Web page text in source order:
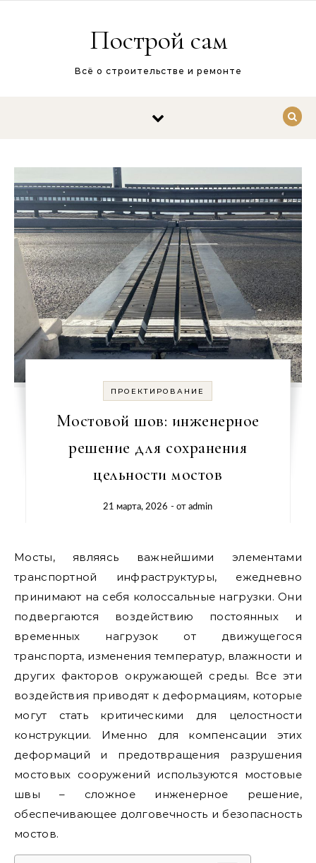
Построй сам
Всё о строительстве и ремонте
ПРОЕКТИРОВАНИЕ
Мостовой шов: инженерное
решение для сохранения
цельности мостов
21 марта, 2026 - отadmin
Мосты, являясь важнейшими элементами
транспортной инфраструктуры, ежедневно
принимают на себя колоссальные нагрузки. Они
подвергаются воздействию постоянных и
временных нагрузок от движущегося
транспорта, изменения температур, влажности и
других факторов окружающей среды. Все эти
воздействия приводят к деформациям, которые
могут стать критическими для целостности
конструкции. Именно для компенсации этих
деформаций и предотвращения разрушения
мостовых сооружений используются мостовые
швы – сложное инженерное решение,
обеспечивающее долговечность и безопасность
мостов.